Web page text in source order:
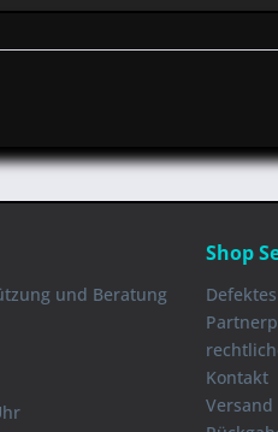
und Beratung
Shop
Kontakt